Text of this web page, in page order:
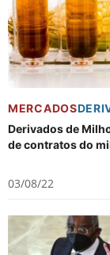
MERCADOS
Derivados de
de contratos do
03/08/22